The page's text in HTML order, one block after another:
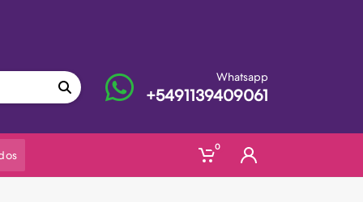
Whatsapp
+5491139409061
0